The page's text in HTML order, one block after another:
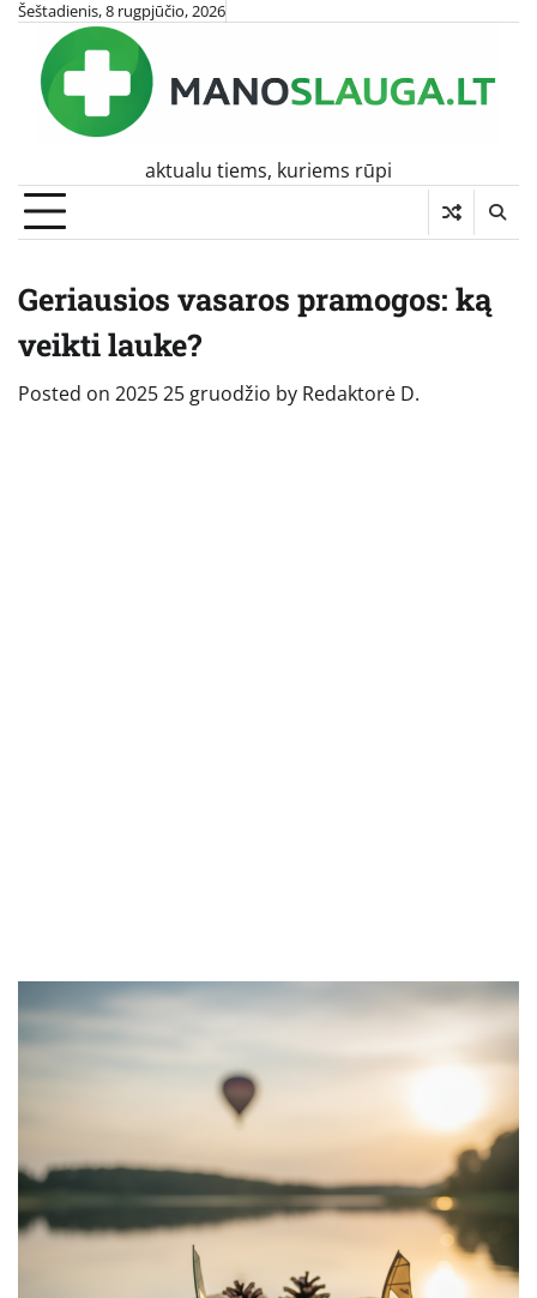
Skip
content
Šeštadienis, 8 rugpjūčio, 2026
aktualu tiems, kuriems rūpi
Geriausios vasaros pramogos: ką
veikti lauke?
Posted on 2025 25 gruodžio by Redaktorė D.